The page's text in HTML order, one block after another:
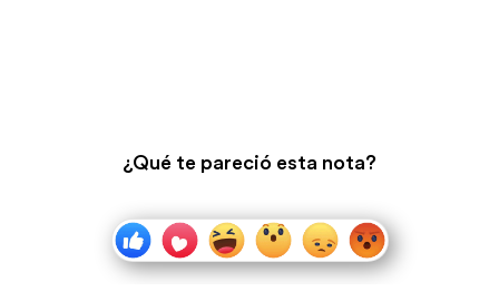
¿Qué te pareció esta nota?